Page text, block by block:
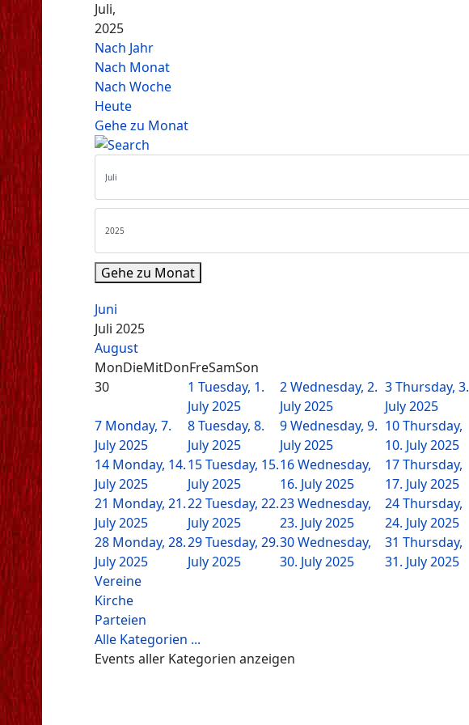
Juli,
2025
Nach Jahr
Nach Monat
Nach Woche
Heute
Gehe zu Monat
Gehe zu Monat
Juni
Juli 2025
August
MonDieMitDonFreSamSon
30
1 Tuesday, 1.
July 2025
2Wednesday, 2.
July 2025
3Thursday, 3.
July 2025
7 Monday, 7.
July 2025
8Tuesday, 8.
July 2025
9Wednesday, 9.
July 2025
10Thursday,
10. July 2025
14 Monday, 14.
July 2025
15Tuesday, 15.
July 2025
16Wednesday,
16. July 2025
17Thursday,
17. July 2025
21 Monday, 21.
July 2025
22Tuesday, 22.
July 2025
23Wednesday,
23. July 2025
24Thursday,
24. July 2025
28 Monday, 28.
July 2025
29Tuesday, 29.
July 2025
30Wednesday,
30. July 2025
31 Thursday,
31. July 2025
Vereine
Kirche
Parteien
Alle Kategorien ...
Events aller Kategorien anzeigen